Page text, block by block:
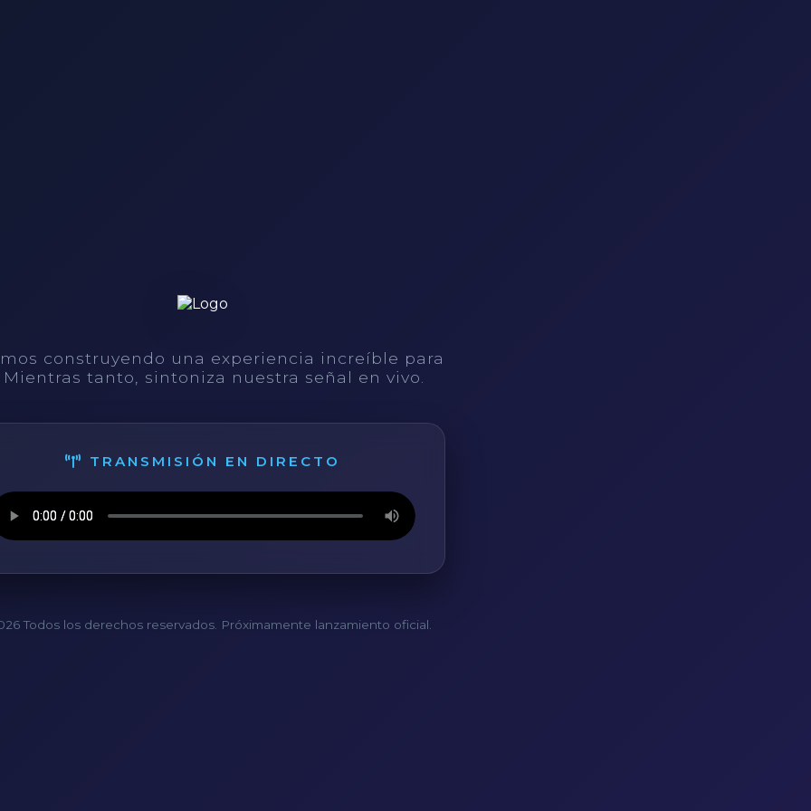
construyendo una experiencia increíble para
tanto, sintoniza nuestra señal en vivo.
TRANSMISIÓN EN DIRECTO
Todos los derechos reservados. Próximamente lanzamiento oficial.